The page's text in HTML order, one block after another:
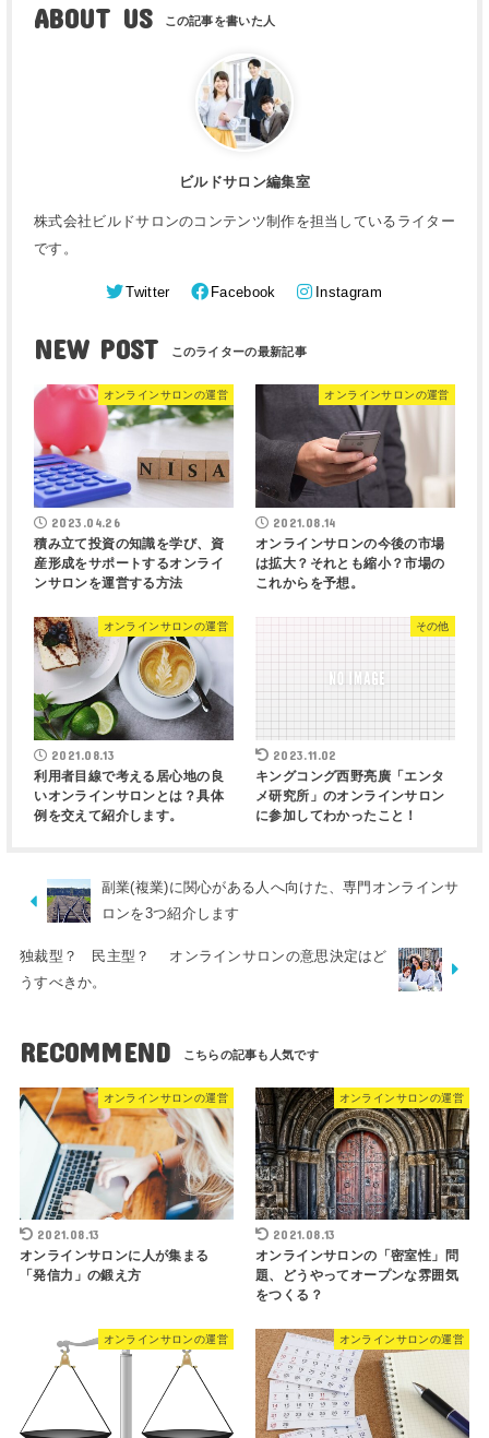
ABOUT US
ビルドサロン編集室
株式会社ビルドサロンのコンテンツ制作を担当しているライター
です。
Twitter Facebook Instagram
NEW POST
オンラインサロンの運営
2023.04.26
積み立て投資の知識を学び、資
産形成をサポートするオンライ
ンサロンを運営する方法
オンラインサロンの運営
2021.08.14
オンラインサロンの今後の市場
は拡大？それとも縮小？市場の
これからを予想。
オンラインサロンの運営
2021.08.13
利用者目線で考える居心地の良
いオンラインサロンとは？具体
例を交えて紹介します。
その他
2023.11.02
キングコング西野亮廣「エンタ
メ研究所」のオンラインサロン
に参加してわかったこと！
副業(複業)に関心がある人へ向けた、専門オンラインサ
ロンを3つ紹介します
独裁型？ 民主型？ オンラインサロンの意思決定はど
うすべきか。
RECOMMEND
オンラインサロンの運営
2021.08.13
オンラインサロンに人が集まる
「発信力」の鍛え方
オンラインサロンの運営
2021.08.13
オンラインサロンの「密室性」問
題、どうやってオープンな雰囲気
をつくる？
オンラインサロンの運営 オンラインサロンの運営